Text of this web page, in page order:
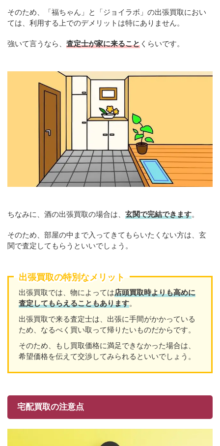
そのため、「福ちゃん」と「ジョイラボ」の出張買取におい
ては、利用する上でのデメリットは特にありません。
強いて言うなら、 査定士が家に来ること くらいです。
ちなみに、酒の出張買取の場合は、 玄関で完結できます。
そのため、部屋の中まで入ってきてもらいたくない方は、玄
関で査定してもらうといいでしょう。
出張買取の特別なメリット
出張買取では、物によっては店頭買取時よりも高めに
査定してもらえることもあります。
出張買取で来る査定士は、出張に手間がかかっている
ため、なるべく買い取って帰りたいものだからです。
そのため、もし買取価格に満足できなかった場合は、
希望価格を伝えて交渉してみられるといいでしょう。
宅配買取の注意点